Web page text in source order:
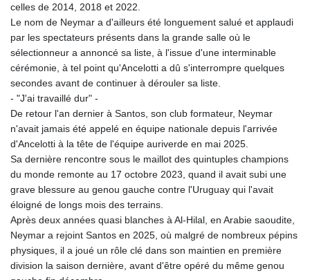
celles de 2014, 2018 et 2022.
Le nom de Neymar a d'ailleurs été longuement salué et applaudi
par les spectateurs présents dans la grande salle où le
sélectionneur a annoncé sa liste, à l'issue d'une interminable
cérémonie, à tel point qu'Ancelotti a dû s'interrompre quelques
secondes avant de continuer à dérouler sa liste.
- "J'ai travaillé dur" -
De retour l'an dernier à Santos, son club formateur, Neymar
n'avait jamais été appelé en équipe nationale depuis l'arrivée
d'Ancelotti à la tête de l'équipe auriverde en mai 2025.
Sa dernière rencontre sous le maillot des quintuples champions
du monde remonte au 17 octobre 2023, quand il avait subi une
grave blessure au genou gauche contre l'Uruguay qui l'avait
éloigné de longs mois des terrains.
Après deux années quasi blanches à Al-Hilal, en Arabie saoudite,
Neymar a rejoint Santos en 2025, où malgré de nombreux pépins
physiques, il a joué un rôle clé dans son maintien en première
division la saison dernière, avant d'être opéré du même genou